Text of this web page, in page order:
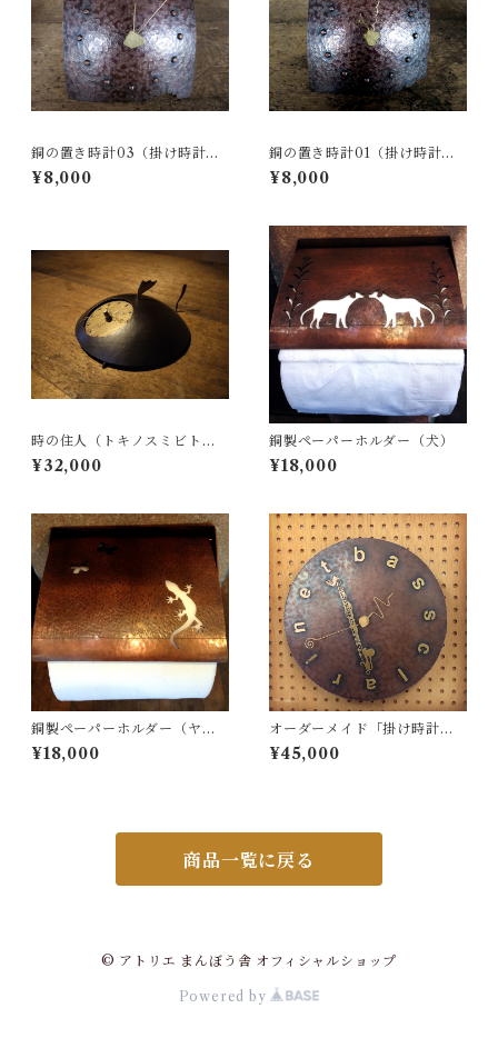
銅の置き時計03（掛け時計に
もなります）
¥8,000
銅の置き時計01（掛け時計に
もなります）
¥8,000
時の住人（トキノスミビト）T
ypeA 銅製時計
¥32,000
銅製ペーパーホルダー（犬）
¥18,000
銅製ペーパーホルダー（ヤモ
リ）
¥18,000
オーダーメイド「掛け時計／
銅・真鍮製」（例：バスクラ
リネット、マンタでのオーダ
¥45,000
商品一覧に戻る
© アトリエ まんぼう舎 オフィシャルショップ
Powered by